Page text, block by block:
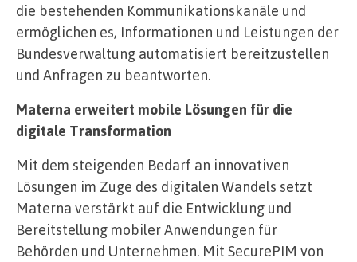
die bestehenden Kommunikationskanäle und
ermöglichen es, Informationen und Leistungen der
Bundesverwaltung automatisiert bereitzustellen
und Anfragen zu beantworten.
Materna erweitert mobile Lösungen für die
digitale Transformation
Mit dem steigenden Bedarf an innovativen
Lösungen im Zuge des digitalen Wandels setzt
Materna verstärkt auf die Entwicklung und
Bereitstellung mobiler Anwendungen für
Behörden und Unternehmen. Mit SecurePIM von